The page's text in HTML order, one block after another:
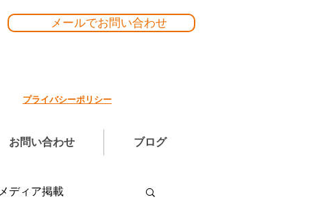
メールでお問い合わせ
プライバシーポリシー
お問い合わせ ブログ
メディア掲載